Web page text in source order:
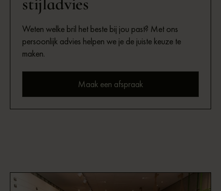
Weten welke bril het beste bij jou past? Met ons
persoonlijk advies helpen we je de juiste keuze te
maken.
Maak een afspraak